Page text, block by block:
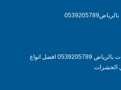
شركة مكافحة حشرات بالرياض 0539205789 افضل انواع
الحشرات